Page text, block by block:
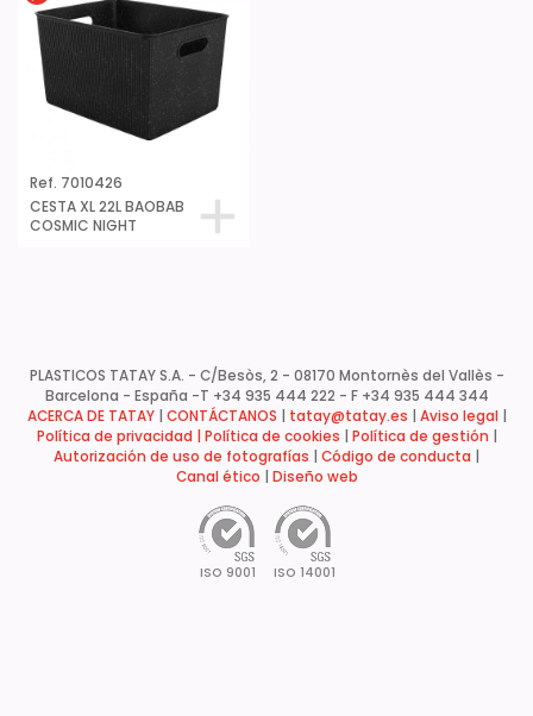
Ref. 7010426
CESTA XL 22L BAOBAB
COSMIC NIGHT
PLASTICOS TATAY S.A. - C/Besòs, 2 - 08170 Montornès del Vallès -
Barcelona - España -T +34 935 444 222 - F +34 935 444 344
ACERCA DE TATAY| CONTÁCTANOS tatay@tatay.es Aviso legal
Política de privacidad | Política de cookies Política de gestión
Autorización de uso de fotografías
Código de conducta
Canal ético
Diseño web
ISO 9001 ISO 14001